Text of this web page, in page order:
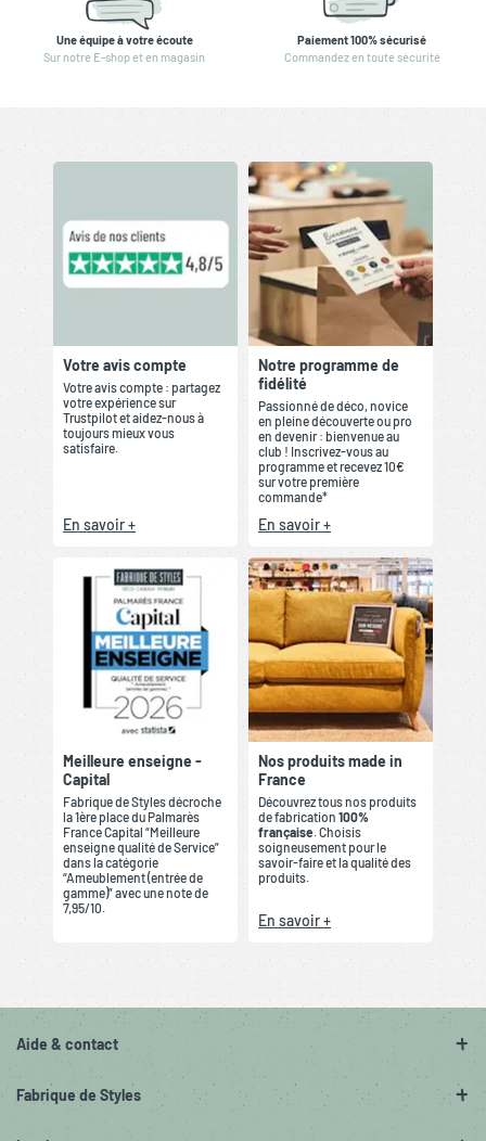
Une équipe à votre écoute
Sur notre E-shop et en magasin
Paiement 100% sécurisé
Commandez en toute sécurité
Votre avis compte
Votre avis compte : partagez
votre expérience sur
Trustpilot et aidez-nous à
toujours mieux vous
satisfaire.
En savoir +
Notre programme de
fidélité
Passionné de déco, novice
en pleine découverte ou pro
en devenir : bienvenue au
club ! Inscrivez-vous au
programme et recevez 10€
sur votre première
commande*
En savoir +
Meilleure enseigne -
Capital
Fabrique de Styles décroche
la 1ère place du Palmarès
France Capital “Meilleure
enseigne qualité de Service”
dans la catégorie
“Ameublement (entrée de
gamme)” avec une note de
7,95/10.
Nos produits made in
France
Découvrez tous nos produits
de fabrication 100%
française. Choisis
soigneusement pour le
savoir-faire et la qualité des
produits.
En savoir +
Aide & contact
Fabrique de Styles